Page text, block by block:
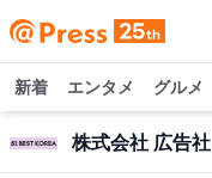
新着 エンタメ グルメ
株式会社 広告社